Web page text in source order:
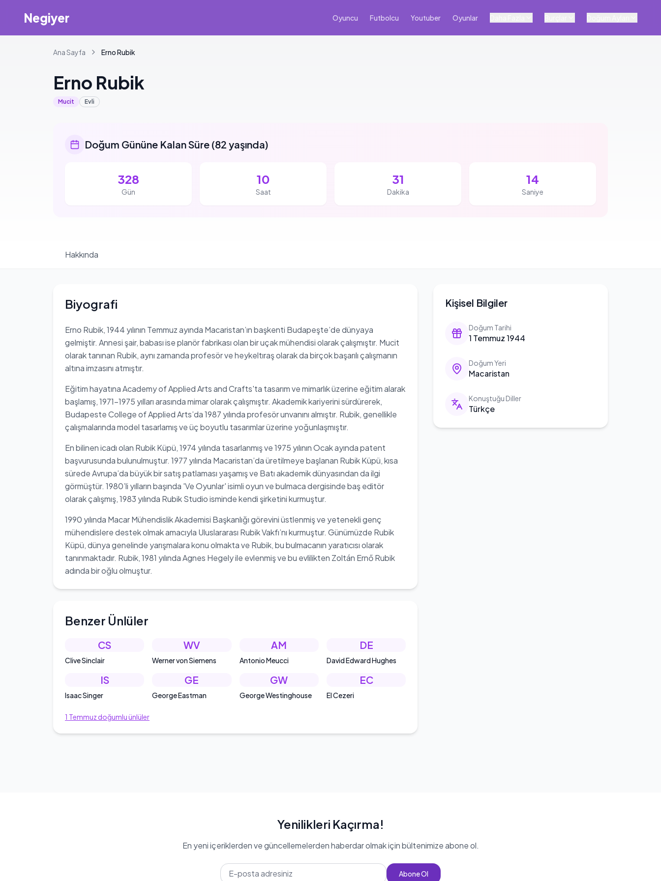
Negiyer Oyuncu Futbolcu Youtuber Oyunlar
Ana Sayfa ErnoRubik
Erno Rubik
Mucit Evli
Doğum Gününe Kalan Süre (82 yaşında)
328
Gün
10
Saat
31
Dakika
13
Saniye
Hakkında
Kişisel Bilgiler
Doğum Tarihi
1 Temmuz 1944
Doğum Yeri
Macaristan
Konuştuğu Diller
Türkçe
Biyografi
Erno Rubik, 1944 yılının Temmuz ayında Macaristan’ın başkenti Budapeşte’de dünyaya
gelmiştir. Annesi şair, babası ise planör fabrikası olan bir uçak mühendisi olarak çalışmıştır. Mucit
olarak tanınan Rubik, aynı zamanda profesör ve heykeltıraş olarak da birçok başarılı çalışmanın
altına imzasını atmıştır.
Eğitim hayatına Academy of Applied Arts and Crafts'ta tasarım ve mimarlık üzerine eğitim alarak
başlamış, 1971-1975 yılları arasında mimar olarak çalışmıştır. Akademik kariyerini sürdürerek,
Budapeste College of Applied Arts’da 1987 yılında profesör unvanını almıştır. Rubik, genellikle
çalışmalarında model tasarlamış ve üç boyutlu tasarımlar üzerine yoğunlaşmıştır.
En bilinen icadı olan Rubik Küpü, 1974 yılında tasarlanmış ve 1975 yılının Ocak ayında patent
başvurusunda bulunulmuştur. 1977 yılında Macaristan’da üretilmeye başlanan Rubik Küpü, kısa
sürede Avrupa’da büyük bir satış patlaması yaşamış ve Batı akademik dünyasından da ilgi
görmüştür. 1980’li yılların başında 'Ve Oyunlar' isimli oyun ve bulmaca dergisinde baş editör
olarak çalışmış, 1983 yılında Rubik Studio isminde kendi şirketini kurmuştur.
1990 yılında Macar Mühendislik Akademisi Başkanlığı görevini üstlenmiş ve yetenekli genç
mühendislere destek olmak amacıyla Uluslararası Rubik Vakfı’nı kurmuştur. Günümüzde Rubik
Küpü, dünya genelinde yarışmalara konu olmakta ve Rubik, bu bulmacanın yaratıcısı olarak
tanınmaktadır. Rubik, 1981 yılında Agnes Hegely ile evlenmiş ve bu evlilikten Zoltán Ernő Rubik
adında bir oğlu olmuştur.
Benzer Ünlüler
CS
Clive Sinclair
WV
Werner von Siemens
AM
Antonio Meucci
DE
David Edward Hughes
IS
Isaac Singer
GE
George Eastman
GW
George Westinghouse
EC
El Cezeri
1 Temmuz doğumlu ünlüler
Yenilikleri Kaçırma!
En yeni içeriklerden ve güncellemelerden haberdar olmak için bültenimize abone ol.
Abone Ol